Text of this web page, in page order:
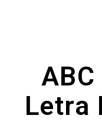
Letra